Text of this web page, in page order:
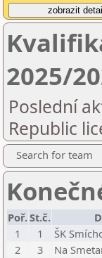
2025/
Poslední
Republic
Search for team
Poř.St.č.
1
1 ŠK
2
3 Na